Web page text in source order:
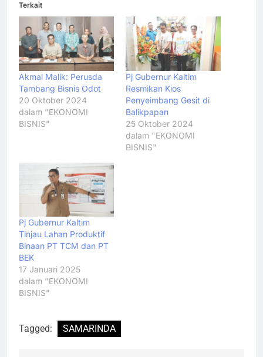
Terkait
Akmal Malik: Perusda
Tambang Bisnis Odot
20 Oktober 2024
dalam "EKONOMI
BISNIS"
Pj Gubernur Kaltim
Resmikan Kios
Penyeimbang Gesit di
Balikpapan
25 Oktober 2024
dalam "EKONOMI
BISNIS"
Pj Gubernur Kaltim
Tinjau Lahan Produktif
Binaan PT TCM dan PT
BEK
17 Januari 2025
dalam "EKONOMI
BISNIS"
Tagged: SAMARINDA